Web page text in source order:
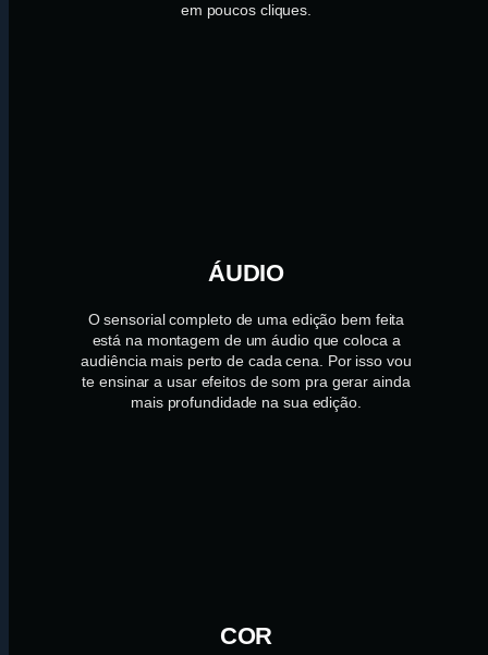
em poucos cliques.
ÁUDIO
O sensorial completo de uma edição bem feita
está na montagem de um áudio que coloca a
audiência mais perto de cada cena. Por isso vou
te ensinar a usar efeitos de som pra gerar ainda
mais profundidade na sua edição.
COR